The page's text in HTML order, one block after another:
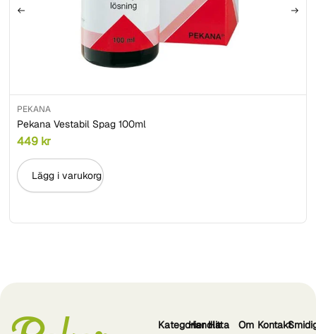
PEKANA
Pekana Vestabil Spag 100ml
449 kr
Lägg i varukorg
KategorierHandla
Hitta
Om Kontakt